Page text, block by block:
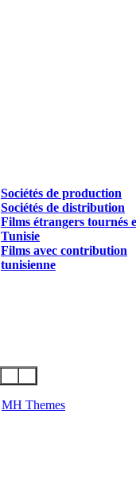
Sociétés de production
Sociétés de distribution
Films étrangers tournés
Tunisie
Films avec contribution
tunisienne
MH Themes